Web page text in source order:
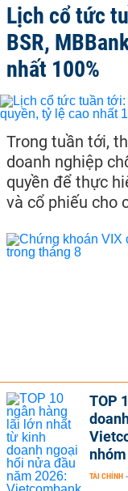
Lịch cổ tức
BSR,
nhất 100%
Trong tuần tới,
doanh nghiệp
quyền để thực
và cổ phiếu cho
TOP
TÀI CHÍNH -